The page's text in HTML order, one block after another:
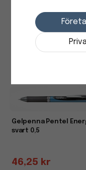
46,25 kr
i lager
Gelpenna Pentel
svart 0,5
46,25 kr